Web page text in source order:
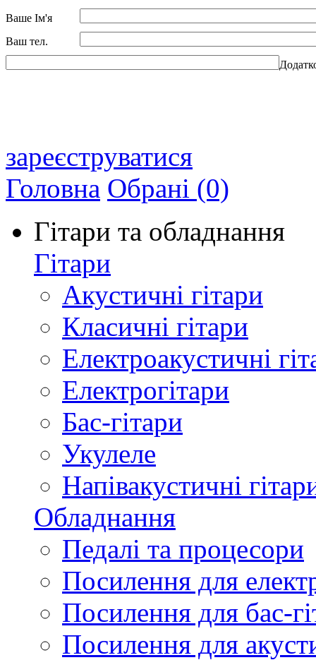
Ваше Ім'я
Ваш тел.
зареєструватися
Головна Обрані (0)
Гітари та обладнання
Гітари
Акустичні гітари
Класичні гітари
Електроакустичні
Електрогітари
Бас-гітари
Укулеле
Напівакустичні
Обладнання
Педалі та процесори
Посилення для
Посилення для бас-
Посилення для